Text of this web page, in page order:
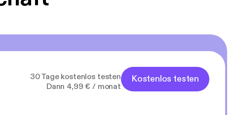
30 Tage kostenlos testen
Dann 4,99 € / monat
Kostenlos testen